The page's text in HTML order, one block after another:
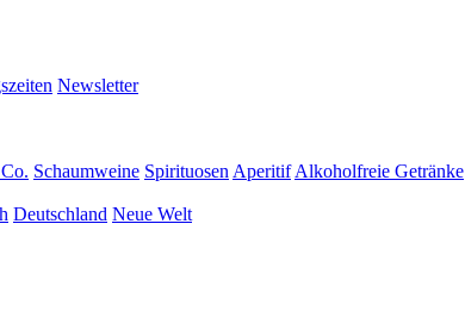
Newsletter
Schaumweine Spirituosen Aperitif Alkoholfreie Getränke
Deutschland Neue Welt